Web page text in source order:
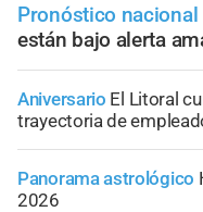
Pronóstico nacional
están bajo alerta
Aniversario El Litoral
trayectoria de
Panorama astrológico
2026